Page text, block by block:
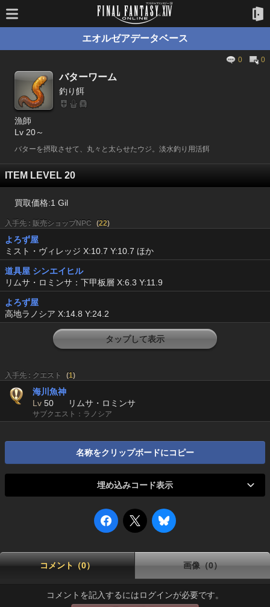
エオルゼアデータベース
0 0
バターワーム
釣り餌
漁師
Lv 20～
バターを摂取させて、丸々と太らせたウジ。淡水釣り用活餌
ITEM LEVEL 20
買取価格:1 Gil
入手先 : 販売ショップNPC (22)
よろず屋
ミスト・ヴィレッジ X:10.7 Y:10.7 ほか
道具屋 シンエイヒル
リムサ・ロミンサ：下甲板層 X:6.3 Y:11.9
よろず屋
高地ラノシア X:14.8 Y:24.2
タップして表示
入手先 : クエスト (1)
海川魚神
Lv 50 リムサ・ロミンサ
サブクエスト：ラノシア
名称をクリップボードにコピー
埋め込みコード表示
コメント（0） 画像（0）
コメントを記入するにはログインが必要です。